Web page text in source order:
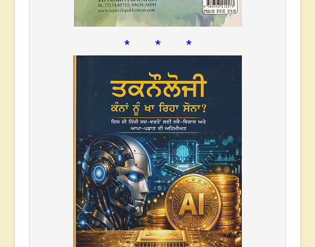
* * *